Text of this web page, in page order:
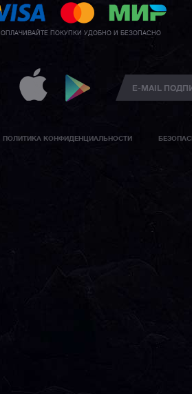
ОПЛАЧИВАЙТЕ ПОКУПКИ УДОБНО И БЕЗОПАСНО
ПОЛИТИКА КОНФИДЕНЦИАЛЬНОСТИ